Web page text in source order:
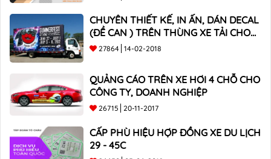
CHUYÊN THIẾT KẾ, IN ẤN, DÁN DECAL
(ĐỀ CAN ) TRÊN THÙNG XE TẢI CHO
CÔNG TY
27864 14-02-2018
QUẢNG CÁO TRÊN XE HƠI 4 CHỖ CHO
CÔNG TY, DOANH NGHIỆP
26715 20-11-2017
CẤP PHÙ HIỆU HỢP ĐỒNG XE DU LỊCH
29 - 45C